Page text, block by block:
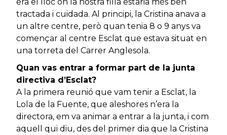
tractada i cuidada. Al principi, la Cristina anava a
un altre centre, però quan tenia 8 o 9 anys va
començar al centre Esclat que estava situat en
una torreta del Carrer Anglesola.
Quan vas entrar a formar part de la junta
directiva d’Esclat?
A la primera reunió que vam tenir a Esclat, la
Lola de la Fuente, que aleshores n’era la
directora, em va animar a entrar a la junta, i com
aquell qui diu, des del primer dia que la Cristina